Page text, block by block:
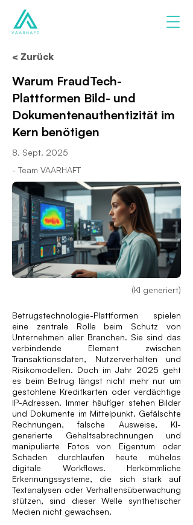
< Zurück
Warum FraudTech-
Plattformen Bild- und
Dokumenten­authentizität im
Kern benötigen
8. Sept. 2025
- Team VAARHAFT
(KI generiert)
Betrugstechnologie-Plattformen spielen
eine zentrale Rolle beim Schutz von
Unternehmen aller Branchen. Sie sind das
verbindende Element zwischen
Transaktionsdaten, Nutzerverhalten und
Risikomodellen. Doch im Jahr 2025 geht
es beim Betrug längst nicht mehr nur um
gestohlene Kreditkarten oder verdächtige
IP-Adressen. Immer häufiger stehen Bilder
und Dokumente im Mittelpunkt. Gefälschte
Rechnungen, falsche Ausweise, KI-
generierte Gehaltsabrechnungen und
manipulierte Fotos von Eigentum oder
Schäden durchlaufen heute mühelos
digitale Workflows. Herkömmliche
Erkennungssysteme, die sich stark auf
Textanalysen oder Verhaltensüberwachung
stützen, sind dieser Welle synthetischer
Medien nicht gewachsen.